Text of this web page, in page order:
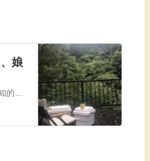
娘
2015年生まれ（年長）で重中度知的障害（IQ36）を伴う自閉スペクトラム症の娘の日常、あとは母のダイエットや愚痴、就学についてなど色々書いています。昨夜は身…